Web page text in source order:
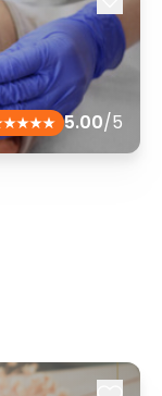
5.00/5